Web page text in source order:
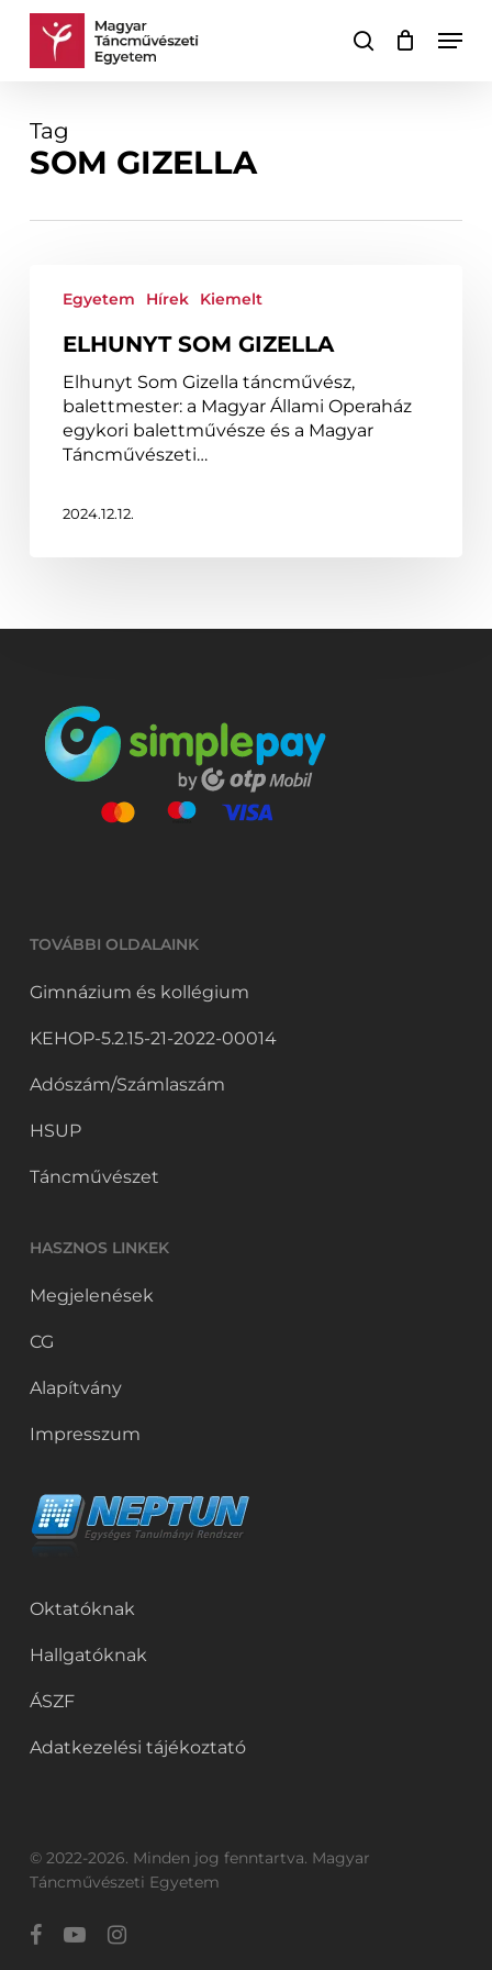
Skip
keresés
Kosár Kosár
Tag
SOM GIZELLA
SomEgyetem Hírek Kiemelt
ELHUNYT SOM GIZELLA
Elhunyt Som Gizella táncművész,
balettmester: a Magyar Állami Operaház
egykori balettművésze és a Magyar
Táncművészeti…
2024.12.12.
TOVÁBBI OLDALAINK
Gimnázium és kollégium
KEHOP-5.2.15-21-2022-00014
Adószám/Számlaszám
HSUP
Táncművészet
HASZNOS LINKEK
Megjelenések
CG
Alapítvány
Impresszum
Oktatóknak
Hallgatóknak
ÁSZF
Adatkezelési tájékoztató
© 2022-2026. Minden jog fenntartva. Magyar
Táncművészeti Egyetem
facebookyoutubeinstagram